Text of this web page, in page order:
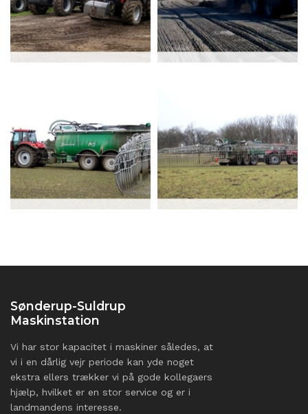
Sønderup-Suldrup
Maskinstation
Vi har stor kapacitet i maskiner således, at
vi i en dårlig vejr periode kan yde noget
ekstra ellers trækker vi på gode kollegaers
hjælp, hvilket er en stor service og er i
landmandens interesse.